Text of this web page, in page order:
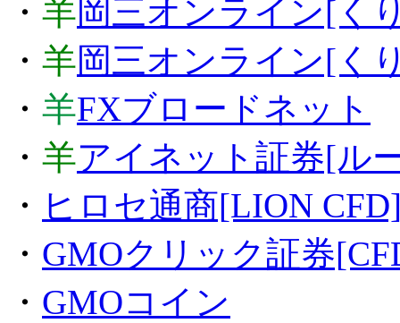
・ 羊岡三オンライン[く
・ 羊岡三オンライン[く
・ 羊FXブロードネット
・ 羊アイネット証券[ル
・ ヒロセ通商[LION
・ GMOクリック証券
・ GMOコイン